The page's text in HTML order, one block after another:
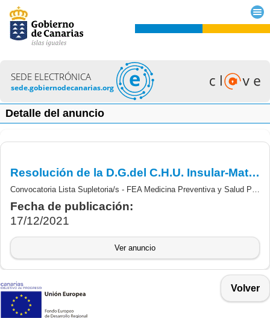
SEDE ELECTRÓNICA
sede.gobiernodecanarias.org
Detalle del anuncio
Resolución de la D.G.del C.H.U. Insular-Materno Infantil, por lo que se convoca proceso selectivo para la constitución urgente de las Listas de Empleo Supletoria/s.- FEA Medicina Preventiva y Salud Pública.
Convocatoria Lista Supletoria/s - FEA Medicina Preventiva y Salud Pública.
Fecha de publicación:
17/12/2021
Ver anuncio
Volver